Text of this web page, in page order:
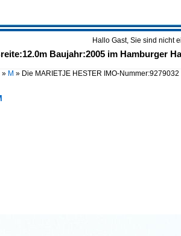
Hallo Gast, Sie sind nicht
Baujahr:2005 im Hamburger
» M » Die MARIETJE HESTER IMO-